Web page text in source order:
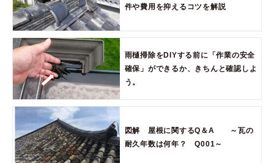
件や費用を抑えるコツを解説
雨樋掃除をDIYする前に「作業の安全
確保」ができるか、きちんと確認しよ
う。
図解 屋根に関するQ＆A ～瓦の
耐久年数は何年？ Q001～